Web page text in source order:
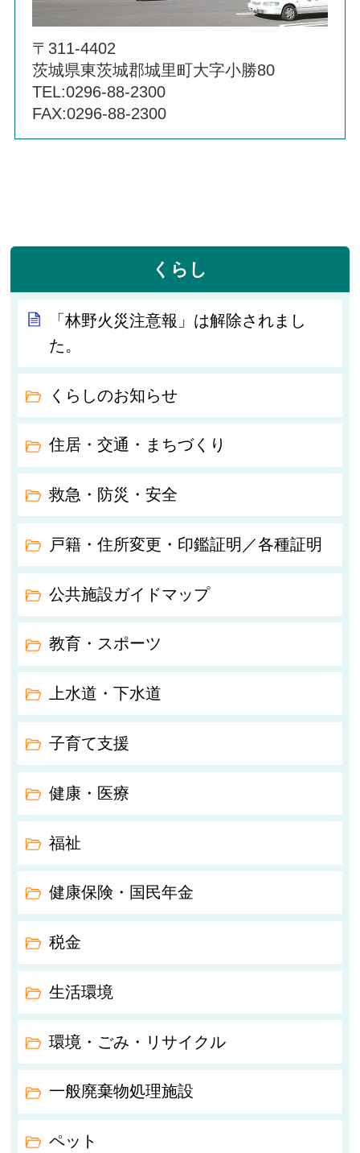
〒311-4402
茨城県東茨城郡城里町大字小勝80
TEL:0296-88-2300
FAX:0296-88-2300
くらし
「林野火災注意報」は解除されまし
た。
くらしのお知らせ
住居・交通・まちづくり
救急・防災・安全
戸籍・住所変更・印鑑証明／各種証明
公共施設ガイドマップ
教育・スポーツ
上水道・下水道
子育て支援
健康・医療
福祉
健康保険・国民年金
税金
生活環境
環境・ごみ・リサイクル
一般廃棄物処理施設
ペット